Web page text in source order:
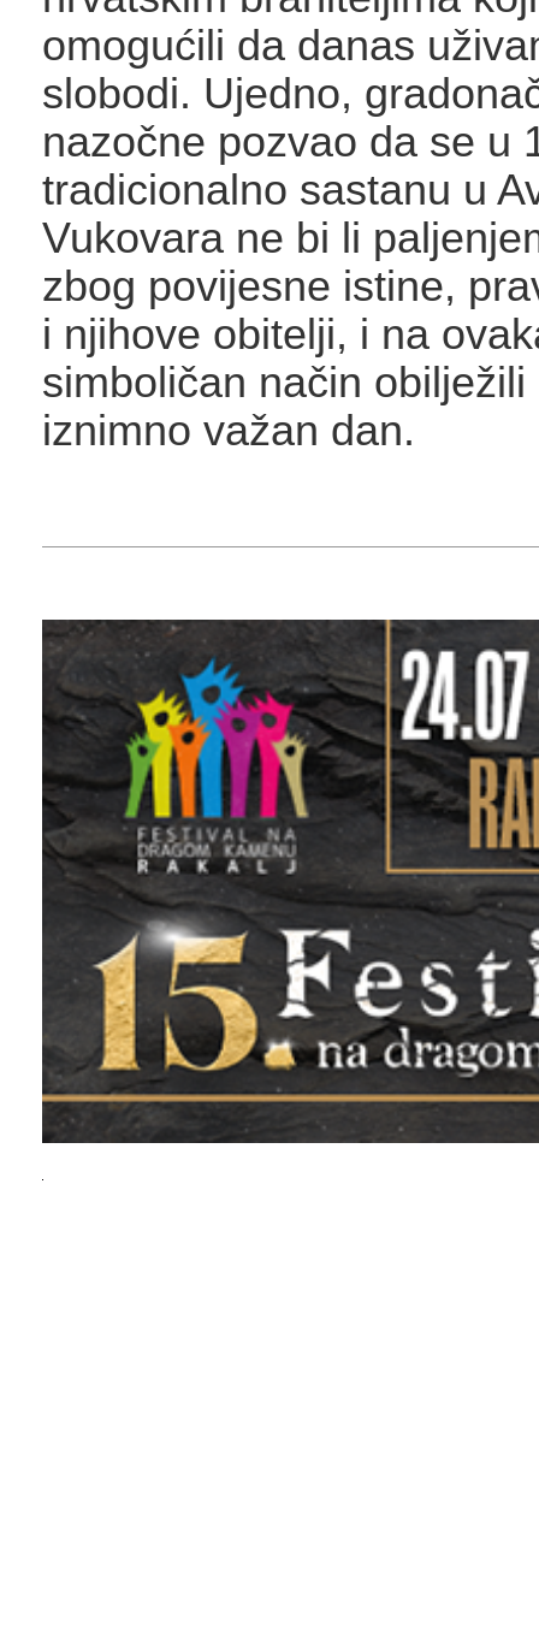
omogućili da danas
slobodi. Ujedno,
nazočne pozvao da se u
tradicionalno sastanu u
Vukovara ne bi li
zbog povijesne istine,
i njihove obitelji, i na
simboličan način obilježili
iznimno važan dan.